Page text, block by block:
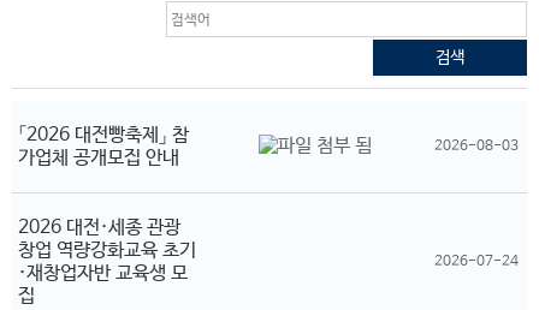
「2026 대전빵축제」 참
가업체 공개모집 안내
2026-08-03
2026 대전·세종 관광
창업 역량강화교육 초기
·재창업자반 교육생 모
집
2026-07-24